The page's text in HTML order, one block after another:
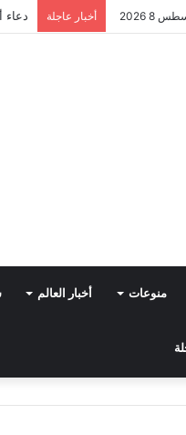
8 2026 أخبار عاجلة دعاء
منوعات أخبار العالم